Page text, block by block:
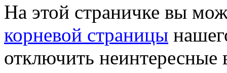
На этой страничке вы
корневой страницы
отключить